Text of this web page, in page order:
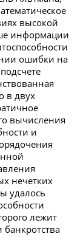
высокой
информации
ошибки на
в двух
вычисления
и
нечетких
удалось
лежит